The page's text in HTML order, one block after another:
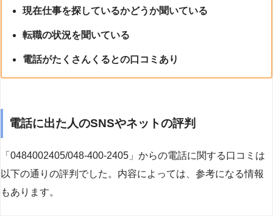
現在仕事を探しているかどうか聞いている
転職の状況を聞いている
電話がたくさんくるとの口コミあり
電話に出た人のSNSやネットの評判
「0484002405/048-400-2405」からの電話に関する口コミは
以下の通りの評判でした。内容によっては、参考になる情報
もあります。